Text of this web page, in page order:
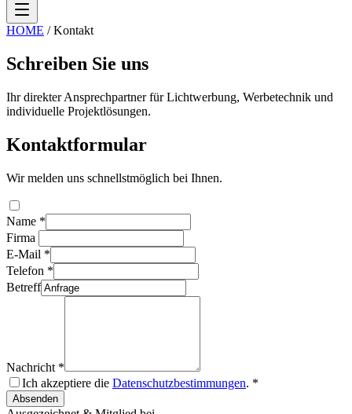
HOME / Kontakt
Schreiben Sie uns
Ihr direkter Ansprechpartner für Lichtwerbung, Werbetechnik und
individuelle Projektlösungen.
Kontaktformular
Wir melden uns schnellstmöglich bei Ihnen.
Name *
Firma
E-Mail *
Telefon *
Betreff
Nachricht *
Ich akzeptiere die Datenschutzbestimmungen. *
Absenden